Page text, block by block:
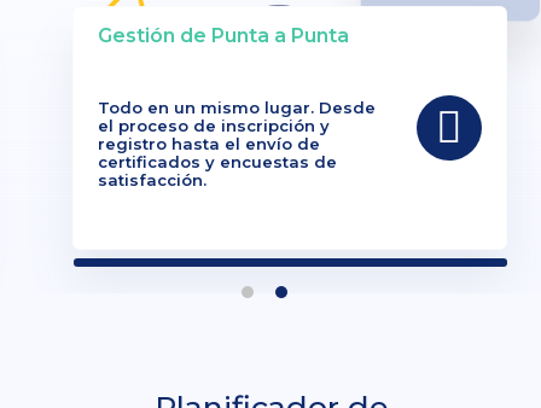
Gestión de Punta a Punta
Todo en un mismo lugar. Desde
el proceso de inscripción y
registro hasta el envío de
certificados y encuestas de
satisfacción.